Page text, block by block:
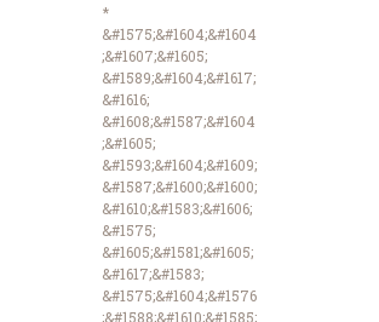
*
&#1575;&#1604;&#1604
;&#1607;&#1605;
&#1589;&#1604;&#1617;
&#1616;
&#1608;&#1587;&#1604
;&#1605;
&#1593;&#1604;&#1609;
&#1587;&#1600;&#1600;
&#1610;&#1583;&#1606;
&#1575;
&#1605;&#1581;&#1605;
&#1617;&#1583;
&#1575;&#1604;&#1576
;&#1588;&#1610;&#1585;